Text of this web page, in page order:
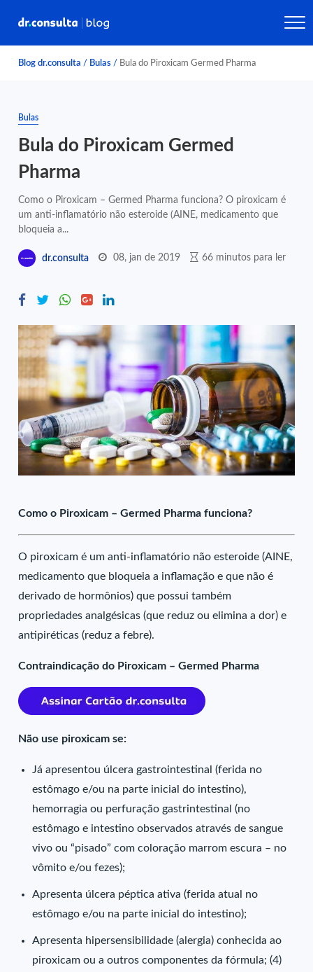
Blog dr.consulta / Bulas / Bula do Piroxicam Germed Pharma
Bulas
Bula do Piroxicam Germed
Pharma
Como o Piroxicam – Germed Pharma funciona? O piroxicam é
um anti-inflamatório não esteroide (AINE, medicamento que
bloqueia a...
dr.consulta 08, jan de 2019 66 minutos para ler
Como o Piroxicam – Germed Pharma funciona?
O piroxicam é um anti-inflamatório não esteroide (AINE,
medicamento que bloqueia a inflamação e que não é
derivado de hormônios) que possui também
propriedades analgésicas (que reduz ou elimina a dor) e
antipiréticas (reduz a febre).
Contraindicação do Piroxicam – Germed Pharma
Não use piroxicam se:
Já apresentou úlcera gastrointestinal (ferida no
estômago e/ou na parte inicial do intestino),
hemorragia ou perfuração gastrintestinal (no
estômago e intestino observados através de sangue
vivo ou “pisado” com coloração marrom escura – no
vômito e/ou fezes);
Apresenta úlcera péptica ativa (ferida atual no
estômago e/ou na parte inicial do intestino);
Apresenta hipersensibilidade (alergia) conhecida ao
piroxicam ou a outros componentes da fórmula; (4)